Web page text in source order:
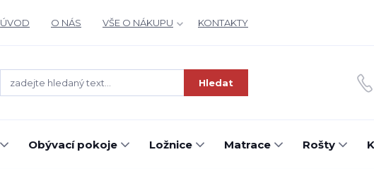
ÚVOD O NÁS VŠE O NÁKUPU KONTAKTY
Hledat
Obývací pokoje Ložnice Matrace Rošty